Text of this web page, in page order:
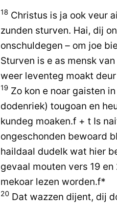
18 Christus is ja ook veur
zunden sturven. Hai, dij
onschuldegen – om joe
Sturven is e as mensk
weer leventeg moakt
19 Zo kon e noar gaisten
dodenriek) tougoan en
kundeg moaken.f + t Is
ongeschonden bewoard
haildaal dudelk wat hier
gevaal mouten vers 19
mekoar lezen worden.f*
20 Dat wazzen dijent, dij